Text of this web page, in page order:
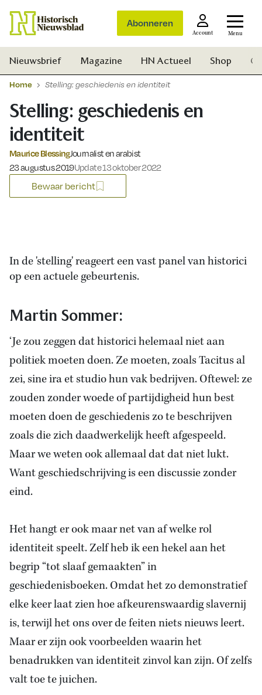
Abonneren
Account Menu
Nieuwsbrief Magazine HN Actueel Shop
Home Stelling: geschiedenis en identiteit
Stelling: geschiedenis en
identiteit
Maurice BlessingJournalist en arabist
Gepubliceerd op:
23 augustus 2019Update 13 oktober 2022
Bewaar bericht
In de 'stelling' reageert een vast panel van historici
op een actuele gebeurtenis.
Martin Sommer:
‘Je zou zeggen dat historici helemaal niet aan
politiek moeten doen. Ze moeten, zoals Tacitus al
zei, sine ira et studio hun vak bedrijven. Oftewel: ze
zouden zonder woede of partijdigheid hun best
moeten doen de geschiedenis zo te beschrijven
zoals die zich daadwerkelijk heeft afgespeeld.
Maar we weten ook allemaal dat dat niet lukt.
Want geschiedschrijving is een discussie zonder
eind.
Het hangt er ook maar net van af welke rol
identiteit speelt. Zelf heb ik een hekel aan het
begrip “tot slaaf gemaakten” in
geschiedenisboeken. Omdat het zo demonstratief
elke keer laat zien hoe afkeurenswaardig slavernij
is, terwijl het ons over de feiten niets nieuws leert.
Maar er zijn ook voorbeelden waarin het
benadrukken van identiteit zinvol kan zijn. Of zelfs
valt toe te juichen.